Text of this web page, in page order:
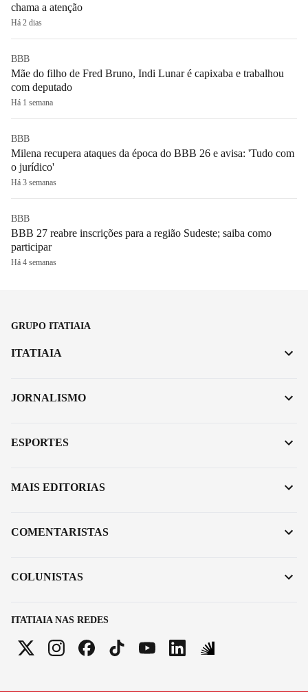
chama a atenção
Há 2 dias
BBB
Mãe do filho de Fred Bruno, Indi Lunar é capixaba e trabalhou
com deputado
Há 1 semana
BBB
Milena recupera ataques da época do BBB 26 e avisa: 'Tudo com
o jurídico'
Há 3 semanas
BBB
BBB 27 reabre inscrições para a região Sudeste; saiba como
participar
Há 4 semanas
GRUPO ITATIAIA
ITATIAIA NAS REDES
ITATIAIA
JORNALISMO
ESPORTES
MAIS EDITORIAS
COMENTARISTAS
COLUNISTAS